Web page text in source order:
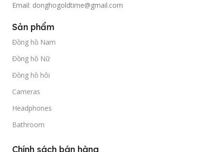
Email: donghogoldtime@gmail.com
Sản phẩm
Đồng hồ Nam
Đồng hồ Nữ
Đồng hồ hôi
Cameras
Headphones
Bathroom
Chính sách bán hàng